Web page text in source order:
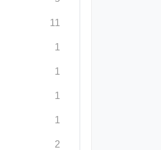
11
1
1
1
1
2